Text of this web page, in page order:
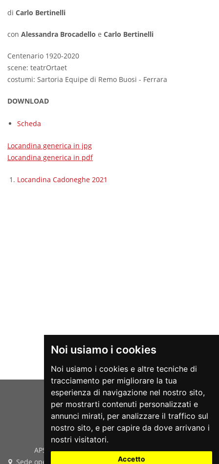
Noi usiamo i cookies
Noi usiamo i cookies e altre tecniche di
tracciamento per migliorare la tua
esperienza di navigazione nel nostro sito,
per mostrarti contenuti personalizzati e
annunci mirati, per analizzare il traffico sul
nostro sito, e per capire da dove arrivano i
nostri visitatori.
Accetto
di Carlo Bertinelli
con Alessandra Brocadello e Carlo Bertinelli
Centenario 1920-2020
scene: teatrOrtaet
costumi: Sartoria Equipe di Remo Buosi - Ferrara
DOWNLOAD
Scheda
Locandina generica in jpg
Locandina generica in pdf
Locandina Cadoneghe 2021
APS teatrOrtaet - P.Iva e Cod.Fis. 03933420287
Sede operativa: Via San Bellino, 14 - 35020 Albignasego (PD)